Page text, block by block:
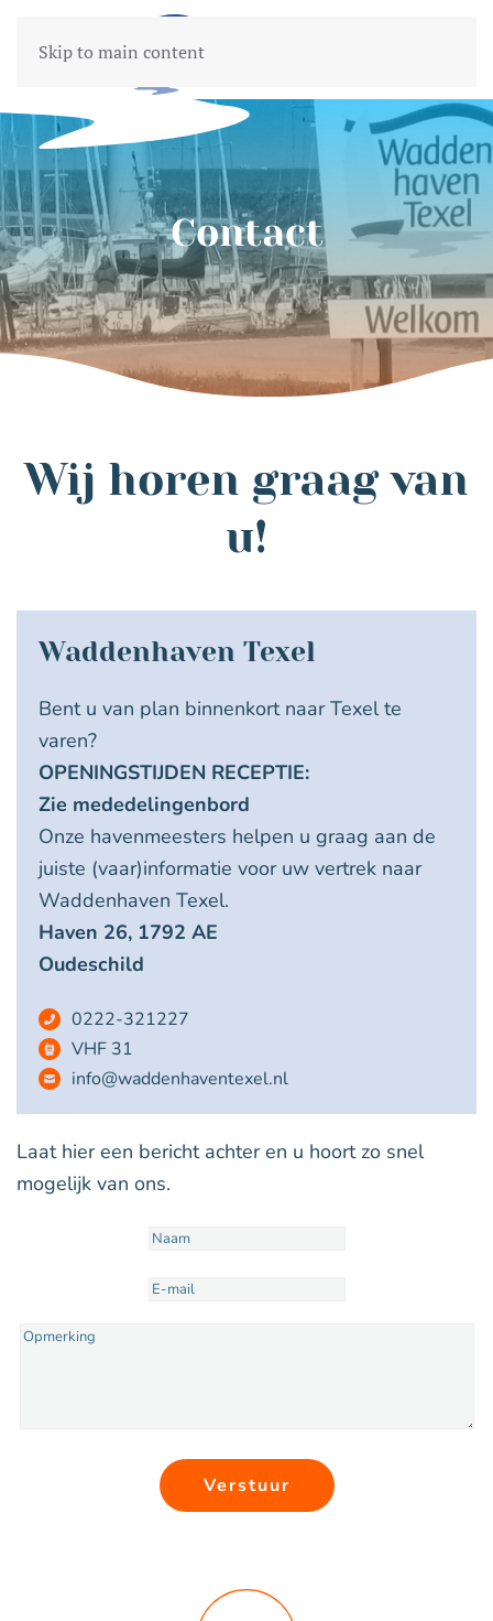
Skip to main content
Contact
Wij horen graag van
u!
Waddenhaven Texel
Bent u van plan binnenkort naar Texel te
varen?
OPENINGSTIJDEN RECEPTIE:
Zie mededelingenbord
Onze havenmeesters helpen u graag aan de
juiste (vaar)informatie voor uw vertrek naar
Waddenhaven Texel.
Haven 26, 1792 AE
Oudeschild
0222-321227
VHF 31
info@waddenhaventexel.nl
Laat hier een bericht achter en u hoort zo snel
mogelijk van ons.
Verstuur